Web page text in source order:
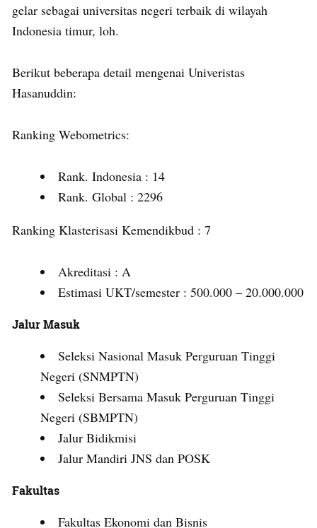
gelar sebagai universitas negeri terbaik di wilayah
Indonesia timur, loh.
Berikut beberapa detail mengenai Univeristas
Hasanuddin:
Ranking Webometrics:
Rank. Indonesia : 14
Rank. Global : 2296
Ranking Klasterisasi Kemendikbud : 7
Akreditasi : A
Estimasi UKT/semester : 500.000 – 20.000.000
Jalur Masuk
Seleksi Nasional Masuk Perguruan Tinggi
Negeri (SNMPTN)
Seleksi Bersama Masuk Perguruan Tinggi
Negeri (SBMPTN)
Jalur Bidikmisi
Jalur Mandiri JNS dan POSK
Fakultas
Fakultas Ekonomi dan Bisnis